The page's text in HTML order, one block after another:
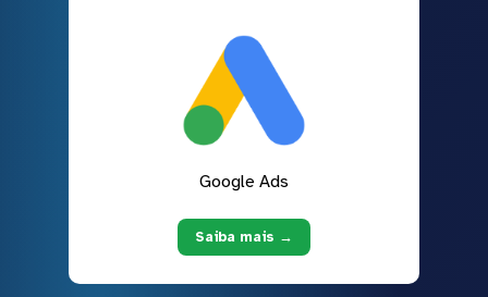
Google Ads
Saiba mais →